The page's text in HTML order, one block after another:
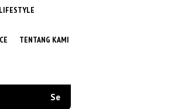
LIFESTYLE
TENTANG KAMI
Selamat Datang di Situs Website Resmi